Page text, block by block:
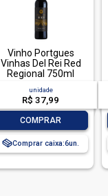
Vinho Portgues
Vinhas Del Rei Red
Regional 750ml
unidade
R$ 37,99
COMPRAR
Comprar caixa:6